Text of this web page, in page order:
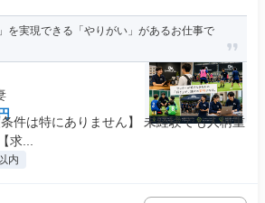
を実現できる「やりがい」があるお仕事で
件は特にありません】 未経験でも人柄重
求...
内